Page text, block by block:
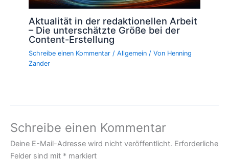
Aktualität in der redaktionellen Arbeit
– Die unterschätzte Größe bei der
Content-Erstellung
Schreibe einen Kommentar /Allgemein / Von Henning
Zander
Schreibe einen Kommentar
Deine E-Mail-Adresse wird nicht veröffentlicht. Erforderliche
Felder sind mit * markiert